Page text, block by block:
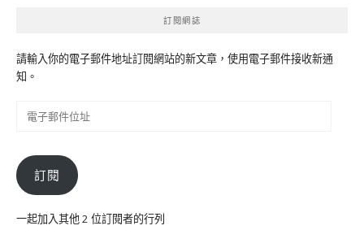
訂閱網誌
請輸入你的電子郵件地址訂閱網站的新文章，使用電子郵件接收新通
知。
件
位
訂閱
一起加入其他 2 位訂閱者的行列